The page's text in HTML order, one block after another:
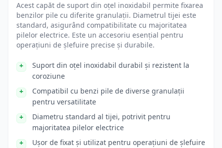
Acest capăt de suport din oțel inoxidabil permite fixarea
benzilor pile cu diferite granulații. Diametrul tijei este
standard, asigurând compatibilitate cu majoritatea
pilelor electrice. Este un accesoriu esențial pentru
operațiuni de șlefuire precise și durabile.
Suport din oțel inoxidabil durabil și rezistent la
coroziune
Compatibil cu benzi pile de diverse granulații
pentru versatilitate
Diametru standard al tijei, potrivit pentru
majoritatea pilelor electrice
Ușor de fixat și utilizat pentru operațiuni de șlefuire